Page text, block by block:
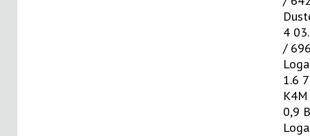
4
/
1.6
0,9